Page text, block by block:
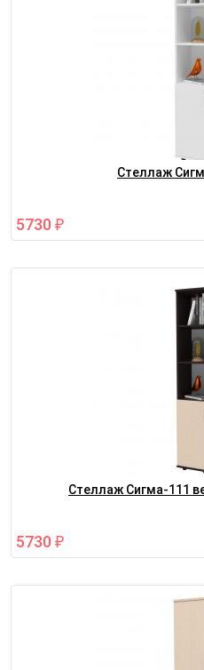
Стеллаж
5730 ₽
Стеллаж Сигма-111
5730 ₽